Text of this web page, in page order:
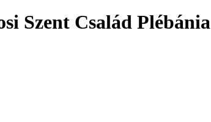
Szent Család Plébánia